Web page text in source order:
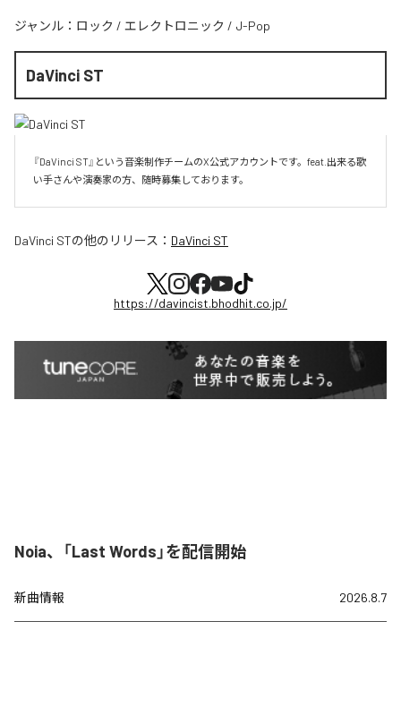
ジャンル： ロック / エレクトロニック / J-Pop
DaVinci ST
『DaVinci ST』という音楽制作チームのX公式アカウントです。feat.出来る歌
い手さんや演奏家の方、随時募集しております。
DaVinci STの他のリリース： DaVinci ST
https://davincist.bhodhit.co.jp/
Noia、「Last Words」を配信開始
新曲情報 2026.8.7